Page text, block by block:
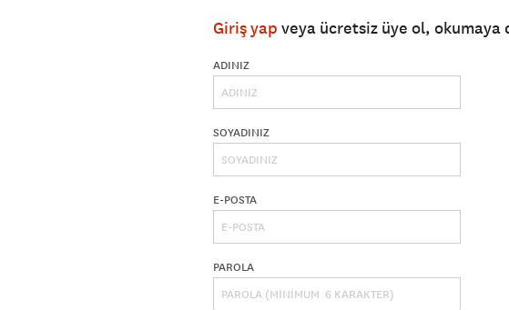
Giriş yap veya ücretsiz üye ol, okumaya
ADINIZ
SOYADINIZ
E-POSTA
PAROLA